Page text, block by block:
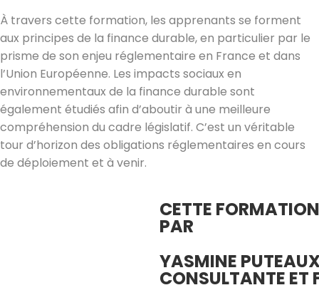
À travers cette formation, les apprenants se forment
aux principes de la finance durable, en particulier par le
prisme de son enjeu réglementaire en France et dans
l’Union Européenne. Les impacts sociaux en
environnementaux de la finance durable sont
également étudiés afin d’aboutir à une meilleure
compréhension du cadre législatif. C’est un véritable
tour d’horizon des obligations réglementaires en cours
de déploiement et à venir.
CETTE
PAR
YASMINE
CONSULTANTE ET